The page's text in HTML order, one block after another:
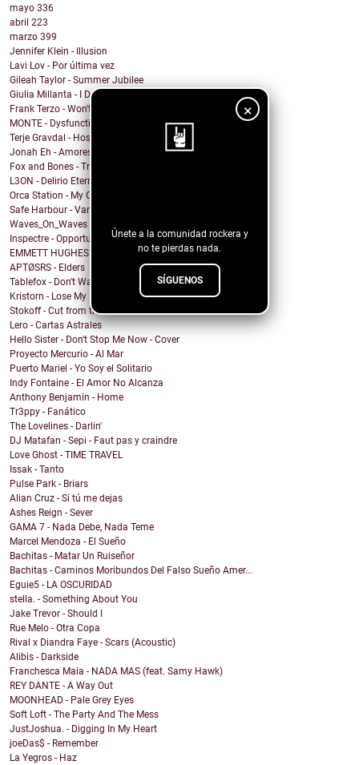
×
Únete a la comunidad rockera y
no te pierdas nada.
SÍGUENOS
mayo 336
abril 223
marzo 399
Jennifer Klein - Illusion
Lavi Lov - Por última vez
Gileah Taylor - Summer Jubilee
Giulia Millanta - I Dance My Way
Frank Terzo - Won't Dance Alone
MONTE - Dysfunctional Mess
Terje Gravdal - Hostage In My Home (feat. Frida H...
Jonah Eh - Amores de Fin de Semana
Fox and Bones - Tricks
L3ON - Delirio Eterno
Orca Station - My Compass
Safe Harbour - Vampire
Waves_On_Waves & Sonic Shades Of Blue & Castles Ma...
Inspectre - Opportunity
EMMETT HUGHES - What Will I Do
APTØSRS - Elders
Tablefox - Don't Wait For Me To Be What You Want M...
Kristorn - Lose My Mind
Stokoff - Cut from the Same Cloth
Lero - Cartas Astrales
Hello Sister - Don't Stop Me Now - Cover
Proyecto Mercurio - Al Mar
Puerto Mariel - Yo Soy el Solitario
Indy Fontaine - El Amor No Alcanza
Anthony Benjamin - Home
Tr3ppy - Fanático
The Lovelines - Darlin'
DJ Matafan - Sepi - Faut pas y craindre
Love Ghost - TIME TRAVEL
Issak - Tanto
Pulse Park - Briars
Alian Cruz - Si tú me dejas
Ashes Reign - Sever
GAMA 7 - Nada Debe, Nada Teme
Marcel Mendoza - El Sueño
Bachitas - Matar Un Ruiseñor
Bachitas - Caminos Moribundos Del Falso Sueño Amer...
Eguie5 - LA OSCURIDAD
stella. - Something About You
Jake Trevor - Should I
Rue Melo - Otra Copa
Rival x Diandra Faye - Scars (Acoustic)
Alibis - Darkside
Franchesca Maia - NADA MAS (feat. Samy Hawk)
REY DANTE - A Way Out
MOONHEAD - Pale Grey Eyes
Soft Loft - The Party And The Mess
JustJoshua. - Digging In My Heart
joeDas$ - Remember
La Yegros - Haz